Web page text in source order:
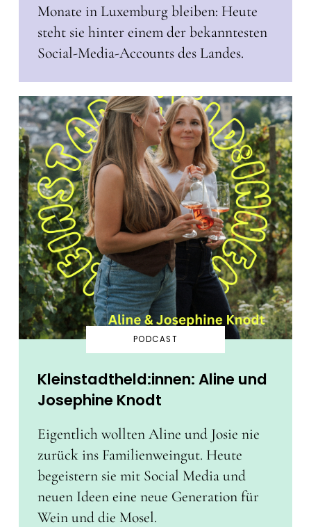
Monate in Luxemburg bleiben: Heute
steht sie hinter einem der bekanntesten
Social-Media-Accounts des Landes.
PODCAST
Kleinstadtheld:innen: Aline und
Josephine Knodt
Eigentlich wollten Aline und Josie nie
zurück ins Familienweingut. Heute
begeistern sie mit Social Media und
neuen Ideen eine neue Generation für
Wein und die Mosel.